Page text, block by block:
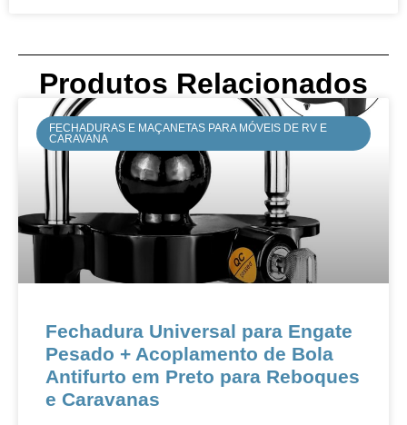
Produtos Relacionados
FECHADURAS E MAÇANETAS PARA MÓVEIS DE RV E
CARAVANA
​​​​Fechadura Universal para Engate
Pesado + Acoplamento de Bola
Antifurto em Preto para Reboques
e Caravanas​